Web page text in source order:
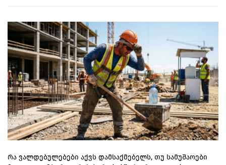
რა ვალდებულებები აქვს დამსაქმებელს, თუ სამუშაოები